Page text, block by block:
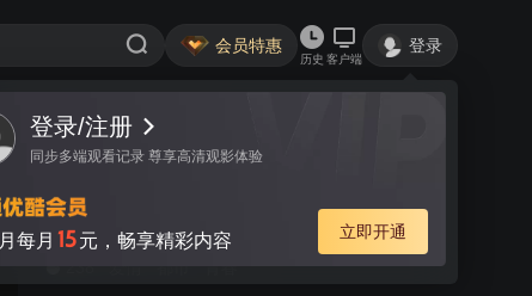
会员特惠
历史 客户端
登录
登录/注册
同步多端观看记录 尊享高清观影体验
月每月 15元，畅享精彩内容 立即开通
视频 讨论
青春无极限
青春